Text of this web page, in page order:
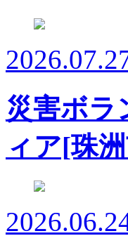
災害ボ
ィア[珠